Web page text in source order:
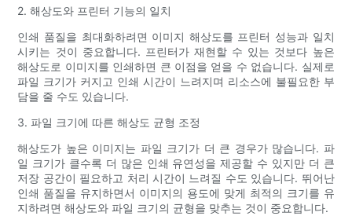
2. 해상도와 프린터 기능의 일치
인쇄 품질을 최대화하려면 이미지 해상도를 프린터 성능과 일치
시키는 것이 중요합니다. 프린터가 재현할 수 있는 것보다 높은
해상도로 이미지를 인쇄하면 큰 이점을 얻을 수 없습니다. 실제로
파일 크기가 커지고 인쇄 시간이 느려지며 리소스에 불필요한 부
담을 줄 수도 있습니다.
3. 파일 크기에 따른 해상도 균형 조정
해상도가 높은 이미지는 파일 크기가 더 큰 경우가 많습니다. 파
일 크기가 클수록 더 많은 인쇄 유연성을 제공할 수 있지만 더 큰
저장 공간이 필요하고 처리 시간이 느려질 수도 있습니다. 뛰어난
인쇄 품질을 유지하면서 이미지의 용도에 맞게 최적의 크기를 유
지하려면 해상도와 파일 크기의 균형을 맞추는 것이 중요합니다.